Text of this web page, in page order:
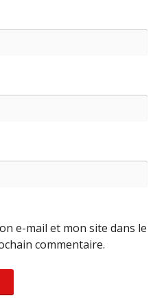
e-mail et mon site dans le
commentaire.